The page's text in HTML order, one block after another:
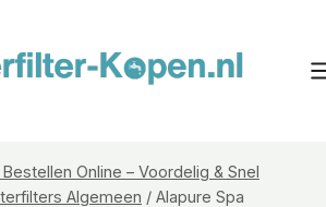
Online – Voordelig & Snel
Algemeen / Alapure Spa